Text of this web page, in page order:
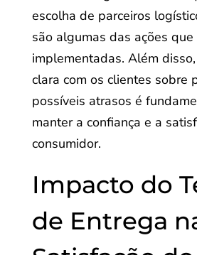
escolha de parceiros
são algumas das ações
implementadas. Além
clara com os clientes sobre
possíveis atrasos é
manter a confiança e a
consumidor.
Impacto do
de Entrega